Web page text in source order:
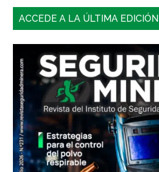
Barra
principal
ACCEDE A LA ÚLTIMA EDICIÓN